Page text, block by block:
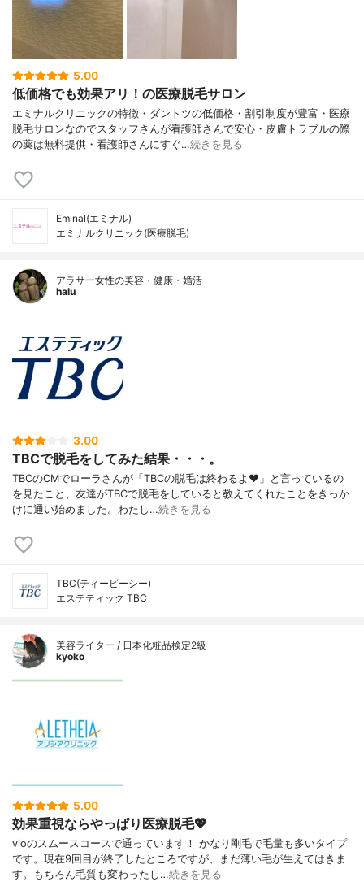
5.00
低価格でも効果アリ！の医療脱毛サロン
エミナルクリニックの特徴・ダントツの低価格・割引制度が豊富・医療
脱毛サロンなのでスタッフさんが看護師さんで安心・皮膚トラブルの際
の薬は無料提供・看護師さんにすぐ…続きを見る
Eminal(エミナル)
エミナルクリニック(医療脱毛)
アラサー女性の美容・健康・婚活
halu
3.00
TBCで脱毛をしてみた結果・・・。
TBCのCMでローラさんが「TBCの脱毛は終わるよ♥」と言っているの
を見たこと、友達がTBCで脱毛をしていると教えてくれたことをきっか
けに通い始めました。わたし…続きを見る
TBC(ティービーシー)
エステティック TBC
美容ライター / 日本化粧品検定2級
kyoko
5.00
効果重視ならやっぱり医療脱毛💖
vioのスムースコースで通っています！ かなり剛毛で毛量も多いタイプ
です。現在9回目が終了したところですが、まだ薄い毛が生えてはきま
す。もちろん毛質も変わったし…続きを見る